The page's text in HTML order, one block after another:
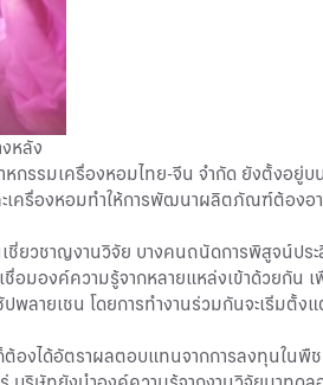
หลัง
กรรมเครื่องหอมไทย-จีน จำกัด ยังตั้งอยู่
เครื่องหอมทำให้การพัฒนาผลิตภัณฑ์ต้อง
นเชี่ยวชาญงานวิจัย บางคนถนัดการพิสูจ
มองค์ความรู้จากหลายแหล่งเข้าด้วยกัน
ลายเชน โดยการทำงานร่วมกันจะเริ่มตั้
ต้องได้อัตราผลตอบแทนจากการลงทุนใน